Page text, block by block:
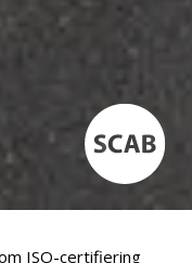
ISO-certifiering